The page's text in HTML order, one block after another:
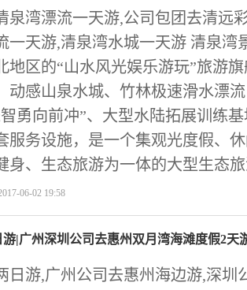
泉湾漂流一天游,公司包团去清远
一天游,清泉湾水城一天游 清泉湾
地区的“山水风光娱乐游玩”旅游
动感山泉水城、竹林极速滑水漂
勇向前冲”、大型水陆拓展训练
服务设施，是一个集观光度假、
身、生态旅游为一体的大型生态
06-02 19:58
|广州深圳公司去惠州双月湾海滩度假2天
日游,广州公司去惠州海边游,深圳